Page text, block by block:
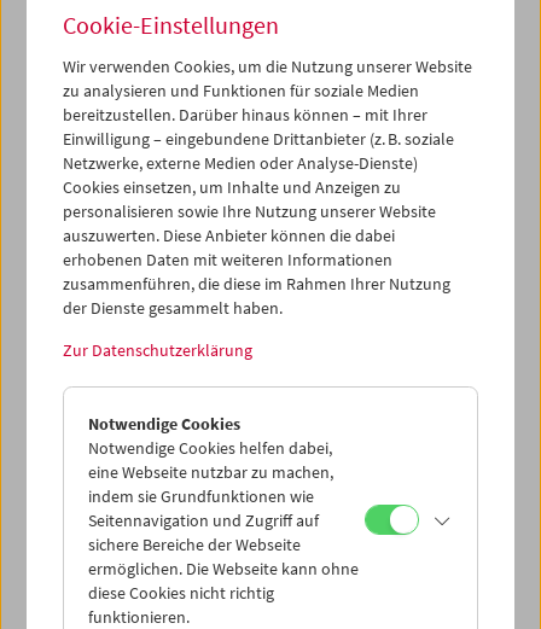
Austria, Österreichisches Filmmuseum und ORF-Archiv
ausgewählt wurden: Wie denkt, inszeniert, verhandelt
und thematisiert das Kino den Rausch? Dem
österreichischen Film – vielleicht Österreich per se – ist
ein Hang zum Rausch nicht abzusprechen. In einer Zeit, in
der die berauschte Flucht vor den Zumutungen des
Alltags samt ihren Höhen, Tiefen und Abgründen beinahe
gänzlich aus der Öffentlichkeit verdrängt wurde, lohnt der
Blick ins narkotische Kino gleich mehrfach.
Pandemiebedingt wird der Rausch zur politischen Bühne,
der persönliche wie gesellschaftliche Umgang damit zur
Grundsatzentscheidung.
Zwischen 6. und 10. April führt die Filmreihe "RAUSCH" in
Mara Mattuschka, Ulrich Seidl und Sabine Derflinger …
Mehr zum Programm und ausführliche Informationen
finden Sie auf der Website derDiagonale
Cookie-Einstellungen
Wir verwenden Cookies, um die Nutzung unserer Website
zu analysieren und Funktionen für soziale Medien
bereitzustellen. Darüber hinaus können – mit Ihrer
Einwilligung – eingebundene Drittanbieter (z. B. soziale
Netzwerke, externe Medien oder Analyse-Dienste)
Cookies einsetzen, um Inhalte und Anzeigen zu
personalisieren sowie Ihre Nutzung unserer Website
auszuwerten. Diese Anbieter können die dabei
erhobenen Daten mit weiteren Informationen
zusammenführen, die diese im Rahmen Ihrer Nutzung
der Dienste gesammelt haben.
Zur Datenschutzerklärung
Notwendige Cookies
Notwendige Cookies helfen dabei,
eine Webseite nutzbar zu machen,
indem sie Grundfunktionen wie
Seitennavigation und Zugriff auf
sichere Bereiche der Webseite
ermöglichen. Die Webseite kann ohne
diese Cookies nicht richtig
funktionieren.